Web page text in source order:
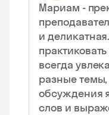
Мариам -
и
всегда
разные темы,
обсуждения
слов и